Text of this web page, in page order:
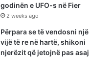
godinën e UFO-s në Fier
2 weeks ago
Përpara se të vendosni një
vijë të re në hartë, shikoni
njerëzit që jetojnë pas asaj